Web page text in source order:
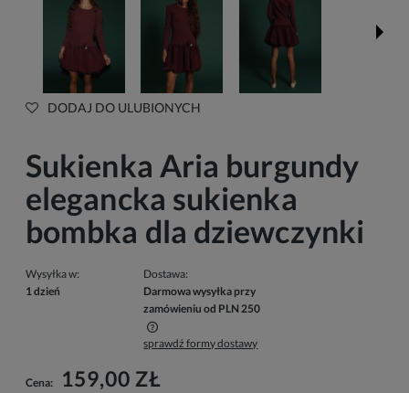
DODAJ DO ULUBIONYCH
Sukienka Aria burgundy
elegancka sukienka
bombka dla dziewczynki
Wysyłka w:
1 dzień
Dostawa:
Darmowa wysyłka przy
zamówieniu od PLN 250
Cena nie zawiera ewentualnych kosztów płatności
sprawdź formy dostawy
Cena: 159,00 ZŁ